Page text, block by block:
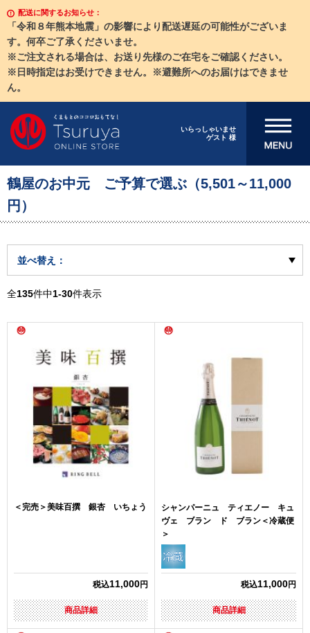
配送に関するお知らせ：
「令和８年熊本地震」の影響により配送遅延の可能性がございま
す。何卒ご了承くださいませ。
※ご注文される場合は、お送り先様のご在宅をご確認ください。
※日時指定はお受けできません。※避難所へのお届けはできませ
ん。
いらっしゃいませ
ゲスト 様
メニューを開
鶴屋のお中元 ご予算で選ぶ（5,501～11,000
円）
並べ替え：
全135件中1-30件表示
＜完売＞美味百撰 銀杏 いちょう
税込11,000円
商品詳細
シャンパーニュ ティエノー キュ
ヴェ ブラン ド ブラン＜冷蔵便
＞
税込11,000円
商品詳細